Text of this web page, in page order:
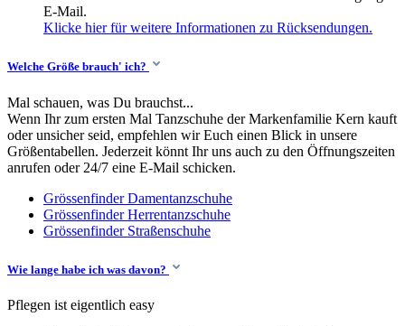
E-Mail.
Klicke hier für weitere Informationen zu Rücksendungen.
Welche Größe brauch' ich?
Mal schauen, was Du brauchst...
Wenn Ihr zum ersten Mal Tanzschuhe der Markenfamilie Kern kauft
oder unsicher seid, empfehlen wir Euch einen Blick in unsere
Größentabellen. Jederzeit könnt Ihr uns auch zu den Öffnungszeiten
anrufen oder 24/7 eine E-Mail schicken.
Grössenfinder Damentanzschuhe
Grössenfinder Herrentanzschuhe
Grössenfinder Straßenschuhe
Wie lange habe ich was davon?
Pflegen ist eigentlich easy